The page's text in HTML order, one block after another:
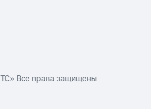
Все права защищены